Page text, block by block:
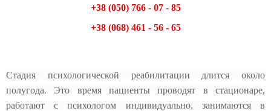
+38 (050) 766 - 07 - 85
+38 (068) 461 - 56 - 65
Стадия психологической реабилитации длится около
полугода. Это время пациенты проводят в стационаре,
работают с психологом индивидуально, занимаются в